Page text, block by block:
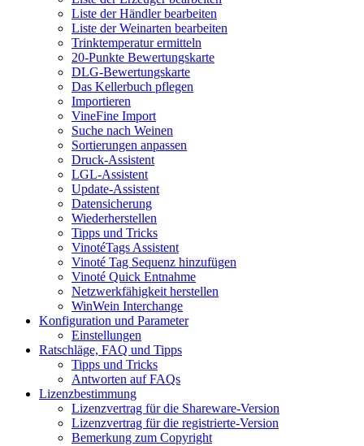
Liste der Händler bearbeiten
Liste der Weinarten bearbeiten
Trinktemperatur ermitteln
20-Punkte Bewertungskarte
DLG-Bewertungskarte
Das Kellerbuch pflegen
Importieren
VineFine Import
Suche nach Weinen
Sortierungen anpassen
Druck-Assistent
LGL-Assistent
Update-Assistent
Datensicherung
Wiederherstellen
Tipps und Tricks
VinotéTags Assistent
Vinoté Tag Sequenz hinzufügen
Vinoté Quick Entnahme
Netzwerkfähigkeit herstellen
WinWein Interchange
Konfiguration und Parameter
Einstellungen
Ratschläge, FAQ und Tipps
Tipps und Tricks
Antworten auf FAQs
Lizenzbestimmung
Lizenzvertrag für die Shareware-Version
Lizenzvertrag für die registrierte-Version
Bemerkung zum Copyright